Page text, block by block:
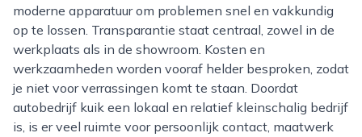
moderne apparatuur om problemen snel en vakkundig
op te lossen. Transparantie staat centraal, zowel in de
werkplaats als in de showroom. Kosten en
werkzaamheden worden vooraf helder besproken, zodat
je niet voor verrassingen komt te staan. Doordat
autobedrijf kuik een lokaal en relatief kleinschalig bedrijf
is, is er veel ruimte voor persoonlijk contact, maatwerk